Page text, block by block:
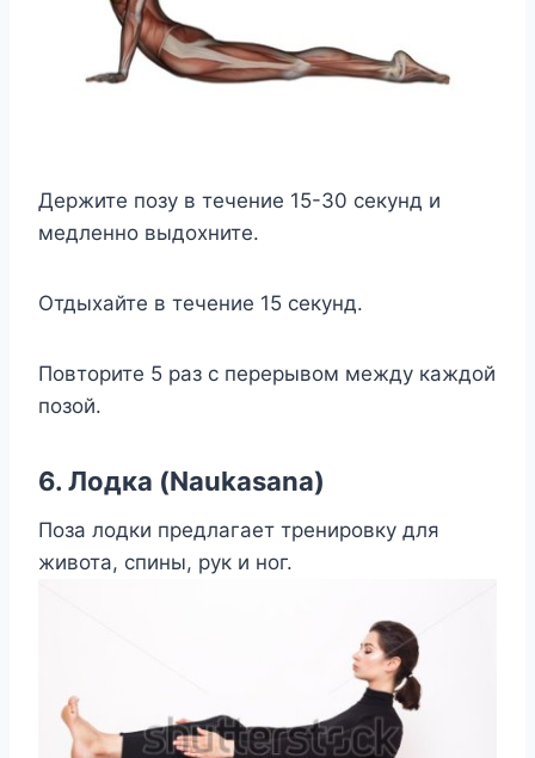
Держите позу в течение 15-30 секунд и
медленно выдохните.
Отдыхайте в течение 15 секунд.
Повторите 5 раз с перерывом между каждой
позой.
6. Лодка (Naukasana)
Поза лодки предлагает тренировку для
живота, спины, рук и ног.